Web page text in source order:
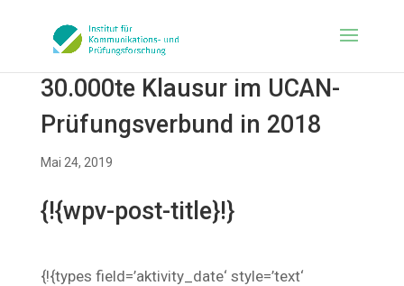
30.000te Klausur im UCAN-
Prüfungsverbund in 2018
Mai 24, 2019
{!{wpv-post-title}!}
{!{types field=’aktivity_date‘ style=’text‘